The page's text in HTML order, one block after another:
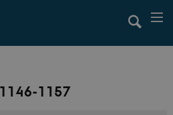
1157